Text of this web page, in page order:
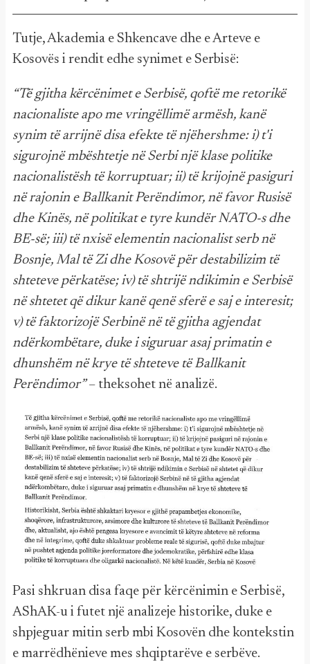
Tutje, Akademia e Shkencave dhe e Arteve e
Kosovës i rendit edhe synimet e Serbisë:
“Të gjitha kërcënimet e Serbisë, qoftë me retorikë
nacionaliste apo me vringëllimë armësh, kanë
synim të arrijnë disa efekte të njëhershme: i) t'i
sigurojnë mbështetje në Serbi një klase politike
nacionalistësh të korruptuar; ii) të krijojnë pasiguri
në rajonin e Ballkanit Perëndimor, në favor Rusisë
dhe Kinës, në politikat e tyre kundër NATO-s dhe
BE-së; iii) të nxisë elementin nacionalist serb në
Bosnje, Mal të Zi dhe Kosovë për destabilizim të
shteteve përkatëse; iv) të shtrijë ndikimin e Serbisë
në shtetet që dikur kanë qenë sferë e saj e interesit;
v) të faktorizojë Serbinë në të gjitha agjendat
ndërkombëtare, duke i siguruar asaj primatin e
dhunshëm në krye të shteteve të Ballkanit
Perëndimor”– theksohet në analizë.
Pasi shkruan disa faqe për kërcënimin e Serbisë,
AShAK-u i futet një analizeje historike, duke e
shpjeguar mitin serb mbi Kosovën dhe kontekstin
e marrëdhënieve mes shqiptarëve e serbëve.